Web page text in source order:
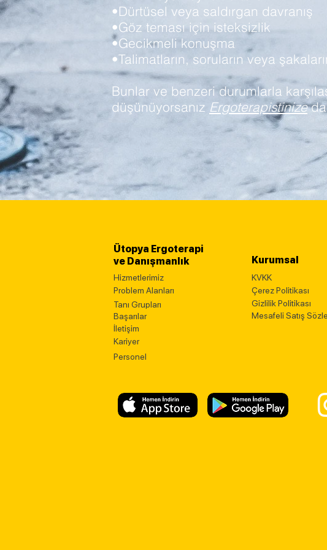
•Dürtüsel veya saldırgan davranış
•Göz teması için isteksizlik
•Gecikmeli konuşma
•Talimatların, soruların veya
Bunlar ve benzeri durumlarla
düşünüyorsanız Ergoterapistinize
Ütopya Ergoterapi
ve Danışmanlık
Kurumsal
KVKK
Çerez Politikası
Gizlilik Politikası
Hizmetlerimiz
Problem Alanları
Tanı Grupları
Başarılar
İletişim
Kariyer
Mesafeli Satış
Personel